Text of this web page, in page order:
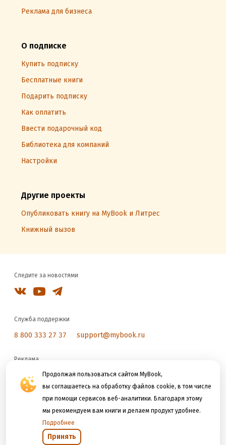
Продолжая пользоваться сайтом MyBook,
вы соглашаетесь на обработку файлов cookie, в том числе
при помощи сервисов веб-аналитики. Благодаря этому
мы рекомендуем вам книги и делаем продукт удобнее.
Подробнее
Принять
Реклама для бизнеса
О подписке
Купить подписку
Бесплатные книги
Подарить подписку
Как оплатить
Ввести подарочный код
Библиотека для компаний
Настройки
Другие проекты
Опубликовать книгу на MyBook и Литрес
Книжный вызов
Следите за новостями
Служба поддержки
8 800 333 27 37 support@mybook.ru
Реклама
reklama@litres.ru
Мы принимаем к оплате
Открыть в приложении